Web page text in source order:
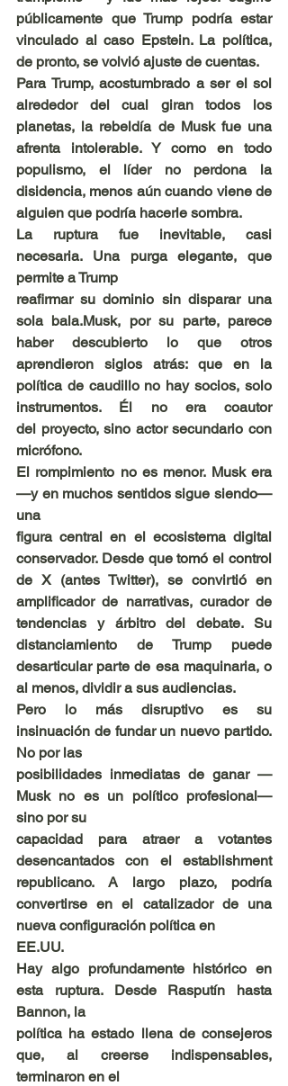
públicamente que Trump podría estar
vinculado al caso Epstein. La política,
de pronto, se volvió ajuste de cuentas.
Para Trump, acostumbrado a ser el sol
alrededor del cual giran todos los
planetas, la rebeldía de Musk fue una
afrenta intolerable. Y como en todo
populismo, el líder no perdona la
disidencia, menos aún cuando viene de
alguien que podría hacerle sombra.
La ruptura fue inevitable, casi
necesaria. Una purga elegante, que
permite a Trump
reafirmar su dominio sin disparar una
sola bala.Musk, por su parte, parece
haber descubierto lo que otros
aprendieron siglos atrás: que en la
política de caudillo no hay socios, solo
instrumentos. Él no era coautor
del proyecto, sino actor secundario con
micrófono.
El rompimiento no es menor. Musk era
—y en muchos sentidos sigue siendo—
una
figura central en el ecosistema digital
conservador. Desde que tomó el control
de X (antes Twitter), se convirtió en
amplificador de narrativas, curador de
tendencias y árbitro del debate. Su
distanciamiento de Trump puede
desarticular parte de esa maquinaria, o
al menos, dividir a sus audiencias.
Pero lo más disruptivo es su
insinuación de fundar un nuevo partido.
No por las
posibilidades inmediatas de ganar —
Musk no es un político profesional—
sino por su
capacidad para atraer a votantes
desencantados con el establishment
republicano. A largo plazo, podría
convertirse en el catalizador de una
nueva configuración política en
EE.UU.
Hay algo profundamente histórico en
esta ruptura. Desde Rasputín hasta
Bannon, la
política ha estado llena de consejeros
que, al creerse indispensables,
terminaron en el